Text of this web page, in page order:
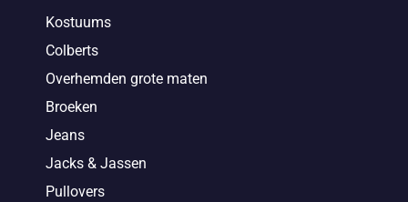
Kostuums
Colberts
Overhemden grote maten
Broeken
Jeans
Jacks & Jassen
Pullovers